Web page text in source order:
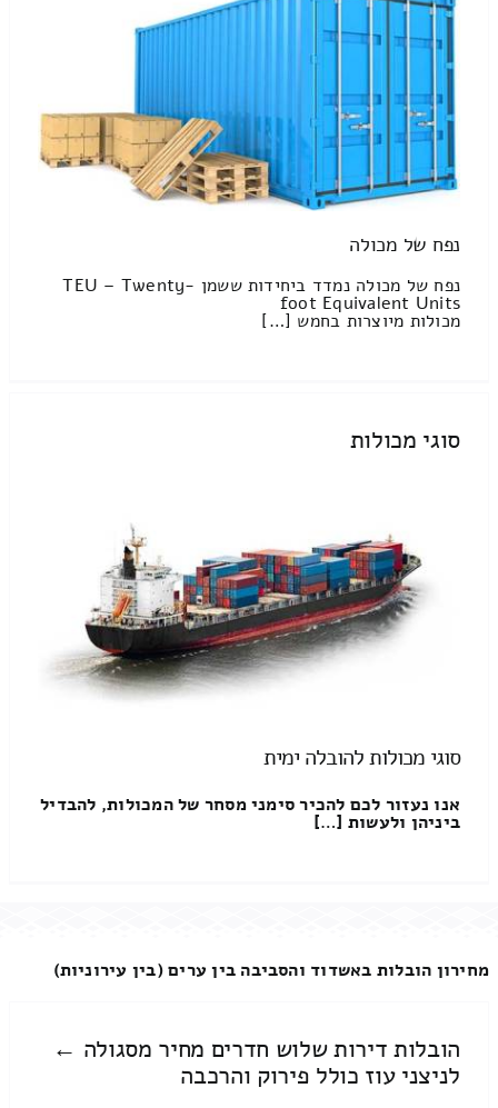
נפח של מכולה
נפח של מכולה נמדד ביחידות ששמן TEU – Twenty-
foot Equivalent Units
מכולות מיוצרות בחמש […]
סוגי מכולות
סוגי מכולות להובלה ימית
אנו נעזור לכם להכיר סימני מסחר של המכולות, להבדיל
ביניהן ולעשות […]
מחירון הובלות באשדוד והסביבה בין ערים (בין עירוניות)
הובלות דירות שלוש חדרים מחיר מסגולה ←
לניצני עוז כולל פירוק והרכבה